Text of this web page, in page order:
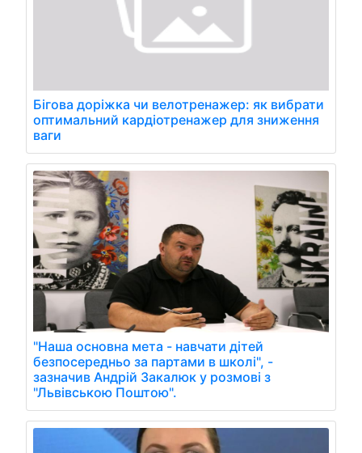
Бігова доріжка чи велотренажер: як вибрати
оптимальний кардіотренажер для зниження
ваги
"Наша основна мета - навчати дітей
безпосередньо за партами в школі", -
зазначив Андрій Закалюк у розмові з
"Львівською Поштою".